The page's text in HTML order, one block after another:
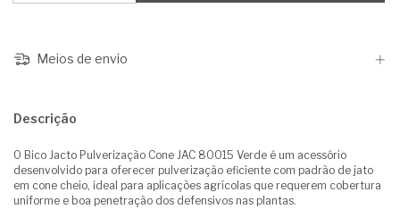
Meios de envio
Descrição
O Bico Jacto Pulverização Cone JAC 80015 Verde é um acessório
desenvolvido para oferecer pulverização eficiente com padrão de jato
em cone cheio, ideal para aplicações agrícolas que requerem cobertura
uniforme e boa penetração dos defensivos nas plantas.